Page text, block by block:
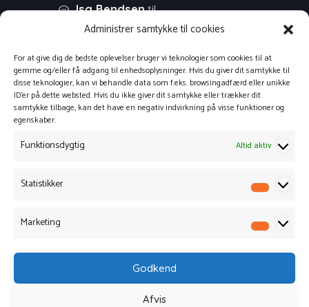
Administrer samtykke til cookies
For at give dig de bedste oplevelser bruger vi teknologier som cookies til at
gemme og/eller få adgang til enhedsoplysninger. Hvis du giver dit samtykke til
disse teknologier, kan vi behandle data som f.eks. browsingadfærd eller unikke
ID'er på dette websted. Hvis du ikke giver dit samtykke eller trækker dit
samtykke tilbage, kan det have en negativ indvirkning på visse funktioner og
egenskaber.
Funktionsdygtig Altid aktiv
Statistikker
Marketing
Godkend
Afvis
Isa Bendsentil
PRESSEMEDDELELSE: Stor
websalg
MortentilPRESSEMEDDELELSE:
Tid til refleksion – planlæg din
svindbekæmpelse